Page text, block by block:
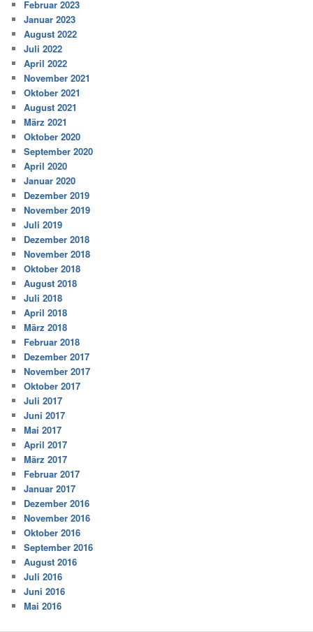
Februar 2023
Januar 2023
August 2022
Juli 2022
April 2022
November 2021
Oktober 2021
August 2021
März 2021
Oktober 2020
September 2020
April 2020
Januar 2020
Dezember 2019
November 2019
Juli 2019
Dezember 2018
November 2018
Oktober 2018
August 2018
Juli 2018
April 2018
März 2018
Februar 2018
Dezember 2017
November 2017
Oktober 2017
Juli 2017
Juni 2017
Mai 2017
April 2017
März 2017
Februar 2017
Januar 2017
Dezember 2016
November 2016
Oktober 2016
September 2016
August 2016
Juli 2016
Juni 2016
Mai 2016